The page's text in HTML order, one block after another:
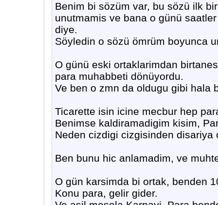
Benim bi sözüm var, bu sözü ilk
unutmamis ve bana o günü
diye.
Söyledin o sözü ömrüm boyunca
O günü eski ortaklarimdan
para muhabbeti dönüyordu.
Ve ben o zmn da oldugu gibi hala
Ticarette isin icine mecbur hep
Benimse kaldiramadigim kisim,
Neden cizdigi cizgisinden disariya
Ben bunu hic anlamadim, ve
O gün karsimda bi ortak, benden
Konu para, gelir gider.